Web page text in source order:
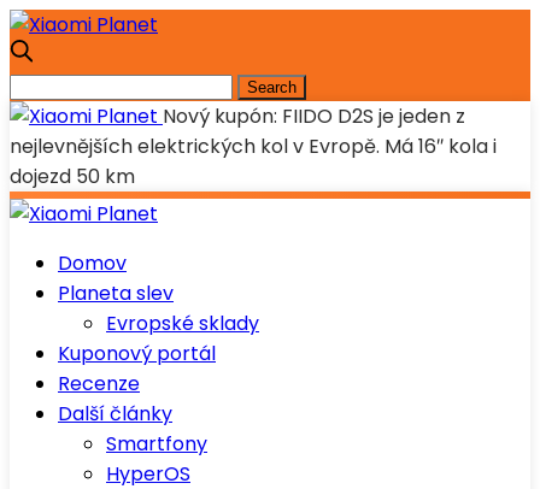
Nový kupón: FIIDO D2S je jeden z
nejlevnějších elektrických kol v Evropě. Má 16″ kola i
dojezd 50 km
Domov
Planeta slev
Evropské sklady
Kuponový portál
Recenze
Další články
Smartfony
HyperOS